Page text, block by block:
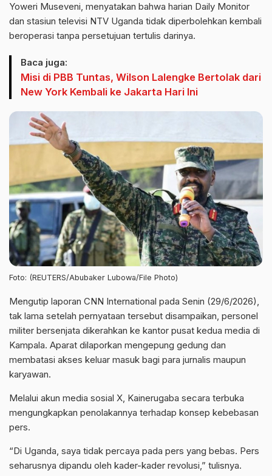
Yoweri Museveni, menyatakan bahwa harian Daily Monitor
dan stasiun televisi NTV Uganda tidak diperbolehkan kembali
beroperasi tanpa persetujuan tertulis darinya.
Baca juga:
Misi di PBB Tuntas, Wilson Lalengke Bertolak dari
New York Kembali ke Jakarta Hari Ini
Foto: (REUTERS/Abubaker Lubowa/File Photo)
Mengutip laporan CNN International pada Senin (29/6/2026),
tak lama setelah pernyataan tersebut disampaikan, personel
militer bersenjata dikerahkan ke kantor pusat kedua media di
Kampala. Aparat dilaporkan mengepung gedung dan
membatasi akses keluar masuk bagi para jurnalis maupun
karyawan.
Melalui akun media sosial X, Kainerugaba secara terbuka
mengungkapkan penolakannya terhadap konsep kebebasan
pers.
“Di Uganda, saya tidak percaya pada pers yang bebas. Pers
seharusnya dipandu oleh kader-kader revolusi,” tulisnya.